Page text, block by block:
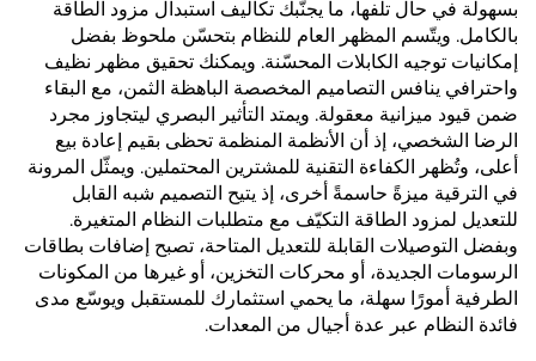
بسهولة في حال تلفها، ما يجنّبك تكاليف استبدال مزود الطاقة
بالكامل. ويتّسم المظهر العام للنظام بتحسّن ملحوظ بفضل
إمكانيات توجيه الكابلات المحسّنة. ويمكنك تحقيق مظهر نظيف
واحترافي ينافس التصاميم المخصصة الباهظة الثمن، مع البقاء
ضمن قيود ميزانية معقولة. ويمتد التأثير البصري ليتجاوز مجرد
الرضا الشخصي، إذ أن الأنظمة المنظمة تحظى بقيم إعادة بيع
أعلى، وتُظهر الكفاءة التقنية للمشترين المحتملين. ويمثّل المرونة
في الترقية ميزةً حاسمةً أخرى، إذ يتيح التصميم شبه القابل
للتعديل لمزود الطاقة التكيّف مع متطلبات النظام المتغيرة.
وبفضل التوصيلات القابلة للتعديل المتاحة، تصبح إضافات بطاقات
الرسومات الجديدة، أو محركات التخزين، أو غيرها من المكونات
الطرفية أمورًا سهلة، ما يحمي استثمارك للمستقبل ويوسّع مدى
فائدة النظام عبر عدة أجيال من المعدات.